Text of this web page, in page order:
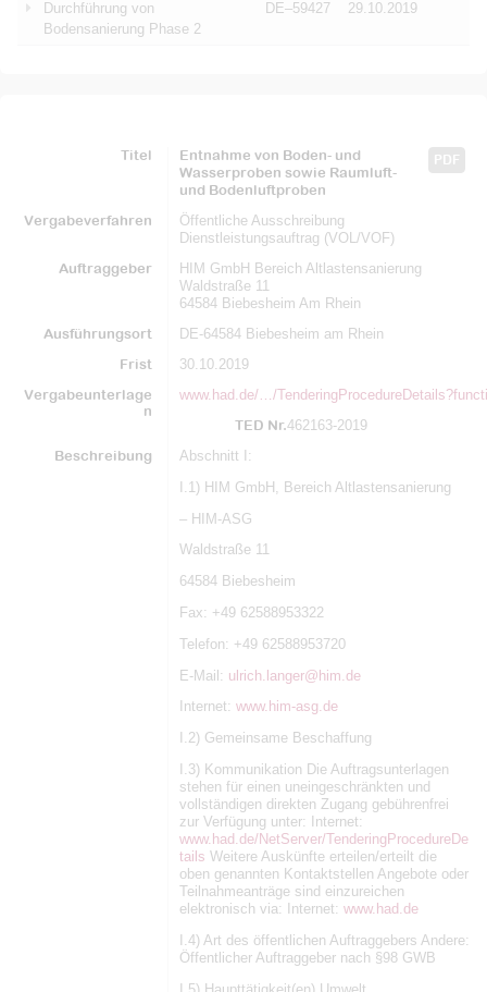
Durchführung von
Bodensanierung Phase 2
DE–59427 29.10.2019
Titel PDF
Entnahme von Boden- und
Wasserproben sowie Raumluft-
und Bodenluftproben
Vergabeverfahren
Öffentliche Ausschreibung
Dienstleistungsauftrag (VOL/VOF)
Auftraggeber
HIM GmbH Bereich Altlastensanierung
Waldstraße 11
64584 Biebesheim Am Rhein
Ausführungsort
DE-64584 Biebesheim am Rhein
Frist
30.10.2019
Vergabeunterlage
n
www.had.de/…/
TED Nr.462163-2019
Beschreibung
Abschnitt I:
I.1) HIM GmbH, Bereich Altlastensanierung
– HIM-ASG
Waldstraße 11
64584 Biebesheim
Fax: +49 62588953322
Telefon: +49 62588953720
E-Mail: ulrich.langer@him.de
Internet: www.him-asg.de
I.2) Gemeinsame Beschaffung
I.3) Kommunikation Die Auftragsunterlagen
stehen für einen uneingeschränkten und
vollständigen direkten Zugang gebührenfrei
zur Verfügung unter: Internet:
www.had.de/NetServer/TenderingProcedureDe
tails Weitere Auskünfte erteilen/erteilt die
oben genannten Kontaktstellen Angebote oder
Teilnahmeanträge sind einzureichen
elektronisch via: Internet: www.had.de
I.4) Art des öffentlichen Auftraggebers Andere:
Öffentlicher Auftraggeber nach §98 GWB